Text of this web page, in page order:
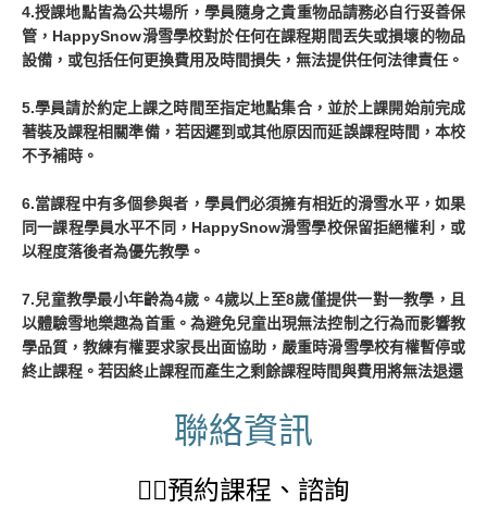
4.授課地點皆為公共場所，學員隨⾝之貴重物品請務必⾃⾏妥善保
管，HappySnow滑雪學校對於任何在課程期間丟失或損壞的物品
設備，或包括任何更換費⽤及時間損失，無法提供任何法律責任。
5.學員請於約定上課之時間至指定地點集合，並於上課開始前完成
著裝及課程相關準備，若因遲到或其他原因⽽延誤課程時間，本校
不予補時。
6.當課程中有多個參與者，學員們必須擁有相近的滑雪⽔平，如果
同⼀課程學員⽔平不同，HappySnow滑雪學校保留拒絕權利，或
以程度落後者為優先教學。
7.兒童教學最小年齡為4歲。4歲以上至8歲僅提供一對一教學，且
以體驗雪地樂趣為首重。為避免兒童出現無法控制之行為而影響教
學品質，教練有權要求家長出面協助，嚴重時滑雪學校有權暫停或
終止課程。若因終止課程而產生之剩餘課程時間與費用將無法退還
聯絡資訊
🙋‍♂預約課程、諮詢